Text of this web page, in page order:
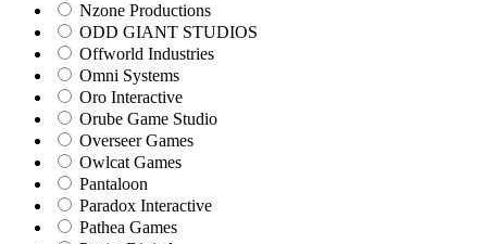
Nzone Productions
ODD GIANT STUDIOS
Offworld Industries
Omni Systems
Oro Interactive
Orube Game Studio
Overseer Games
Owlcat Games
Pantaloon
Paradox Interactive
Pathea Games